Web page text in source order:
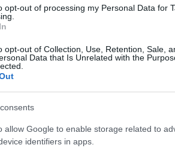
opt-out of processing my Personal Data for
opt-out of Collection, Use, Retention, Sale,
Data that Is Unrelated with the
allow Google to enable storage related to
identifiers in apps.
πληροφορίες οι ΗΠΑ είναι
βόρειο τμήμα της χώρας.
Ο πρόεδρος των ΗΠΑ,
από τη Συρία, σύμφωνα με
Twitter, στο ίδιο πνεύμα.
να είμαστε εκεί κατά την